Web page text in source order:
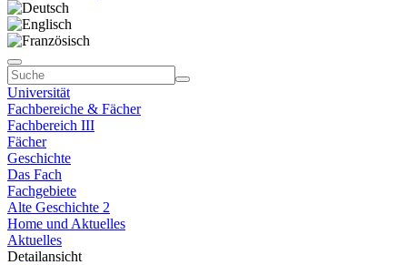
Universität
Fachbereiche & Fächer
Fachbereich III
Fächer
Geschichte
Das Fach
Fachgebiete
Alte Geschichte 2
Home und Aktuelles
Aktuelles
Detailansicht